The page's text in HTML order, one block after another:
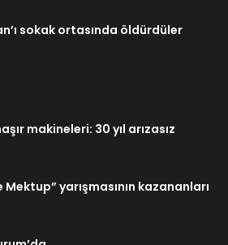
sokak ortasında öldürdüler
makineleri: 30 yıl arızasız
Mektup” yarışmasının kazananları